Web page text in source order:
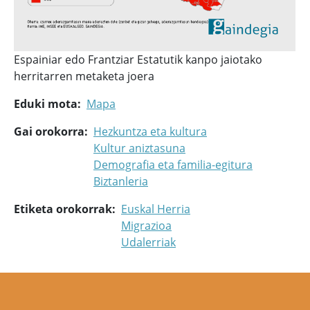
Espainiar edo Frantziar Estatutik kanpo jaiotako
herritarren metaketa joera
Eduki mota
Mapa
Gai orokorra
Hezkuntza eta kultura
Kultur aniztasuna
Demografia eta familia-egitura
Biztanleria
Etiketa orokorrak
Euskal Herria
Migrazioa
Udalerriak